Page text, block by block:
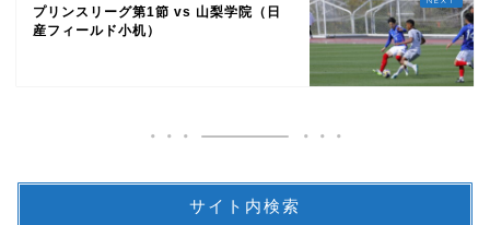
プリンスリーグ第1節 vs 山梨学院（日
産フィールド小机）
サイト内検索